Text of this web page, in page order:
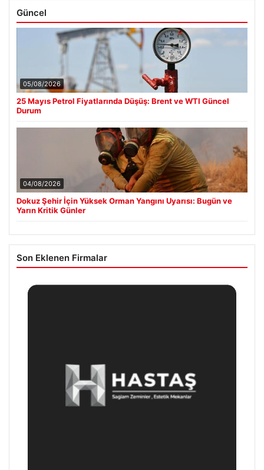
Güncel
05/08/2026
25 Mayıs Petrol Fiyatlarında Düşüş: Brent ve WTI Güncel
Durum
04/08/2026
Dokuz Şehir İçin Yüksek Orman Yangını Uyarısı: Bugün ve
Yarın Kritik Günler
Son Eklenen Firmalar